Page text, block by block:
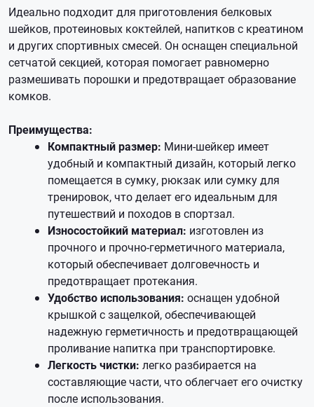
Идеально подходит для приготовления белковых
шейков, протеиновых коктейлей, напитков с креатином
и других спортивных смесей. Он оснащен специальной
сетчатой секцией, которая помогает равномерно
размешивать порошки и предотвращает образование
комков.
Преимущества:
Компактный размер: Мини-шейкер имеет
удобный и компактный дизайн, который легко
помещается в сумку, рюкзак или сумку для
тренировок, что делает его идеальным для
путешествий и походов в спортзал.
Износостойкий материал: изготовлен из
прочного и прочно-герметичного материала,
который обеспечивает долговечность и
предотвращает протекания.
Удобство использования: оснащен удобной
крышкой с защелкой, обеспечивающей
надежную герметичность и предотвращающей
проливание напитка при транспортировке.
Легкость чистки: легко разбирается на
составляющие части, что облегчает его очистку
после использования.